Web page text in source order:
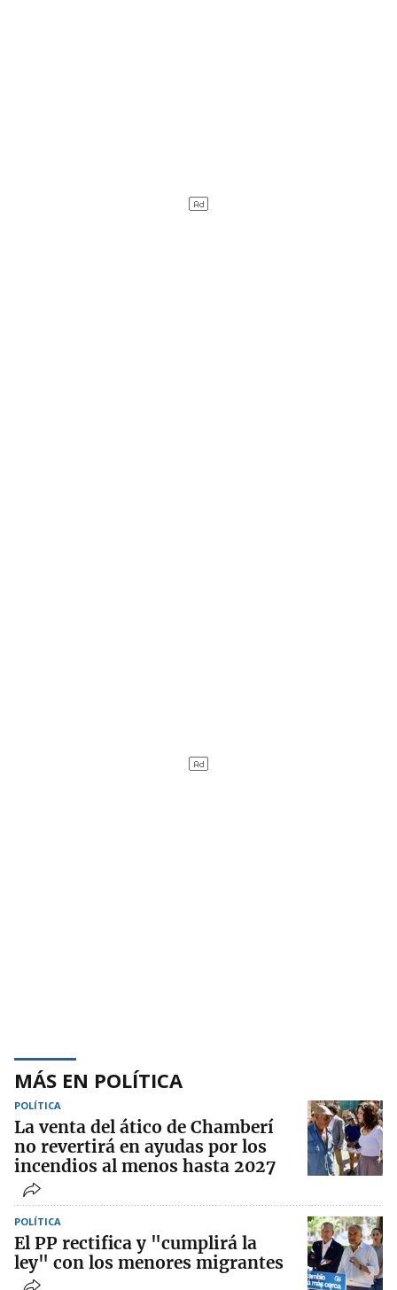
MÁS EN POLÍTICA
POLÍTICA
La venta del ático de Chamberí
no revertirá en ayudas por los
incendios al menos hasta 2027
POLÍTICA
El PP rectifica y "cumplirá la
ley" con los menores migrantes